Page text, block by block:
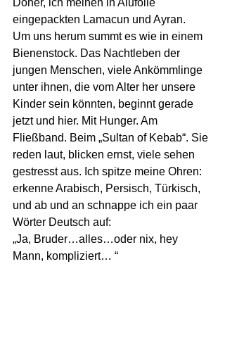
Döner, ich meinen in Alufolie
eingepackten Lamacun und Ayran.
Um uns herum summt es wie in einem
Bienenstock. Das Nachtleben der
jungen Menschen, viele Ankömmlinge
unter ihnen, die vom Alter her unsere
Kinder sein könnten, beginnt gerade
jetzt und hier. Mit Hunger. Am
Fließband. Beim „Sultan of Kebab“. Sie
reden laut, blicken ernst, viele sehen
gestresst aus. Ich spitze meine Ohren:
erkenne Arabisch, Persisch, Türkisch,
und ab und an schnappe ich ein paar
Wörter Deutsch auf:
„Ja, Bruder…alles…oder nix, hey
Mann, kompliziert… “